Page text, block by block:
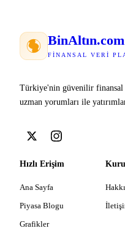
BinAltın.com
FINANSAL VERI
Türkiye'nin güvenilir
uzman yorumları ile
Hızlı Erişim
Ana Sayfa
Piyasa Blogu
Grafikler